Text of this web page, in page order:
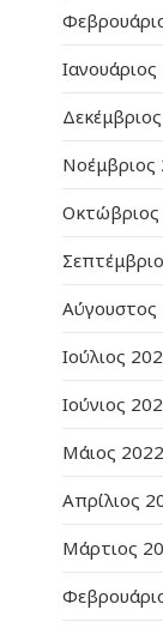
Νοέμβριος
Αύγουστος
Ιούλιος
Ιούνιος
Μάιος 2022
Απρίλιος
Μάρτιος